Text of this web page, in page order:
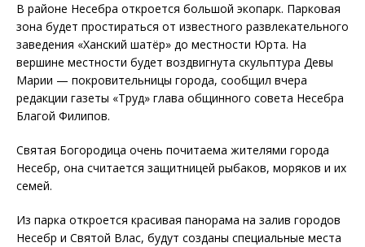
В районе Несебра откроется большой экопарк. Парковая
зона будет простираться от известного развлекательного
заведения «Ханский шатёр» до местности Юрта. На
вершине местности будет воздвигнута скульптура Девы
Марии — покровительницы города, сообщил вчера
редакции газеты «Труд» глава общинного совета Несебра
Благой Филипов.
Святая Богородица очень почитаема жителями города
Несебр, она считается защитницей рыбаков, моряков и их
семей.
Из парка откроется красивая панорама на залив городов
Несебр и Святой Влас, будут созданы специальные места